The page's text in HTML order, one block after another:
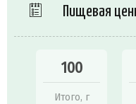
Пищевая
100
Итого, г